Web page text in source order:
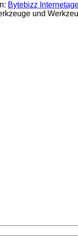
Bytebizz
und